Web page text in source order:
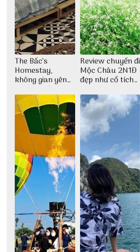
The Bấc’s
Homestay,
không gian yên
bình tại Hòn Sơn
Review chuyến đi
Mộc Châu 2N1Đ
đẹp như cổ tích
Thu Hà